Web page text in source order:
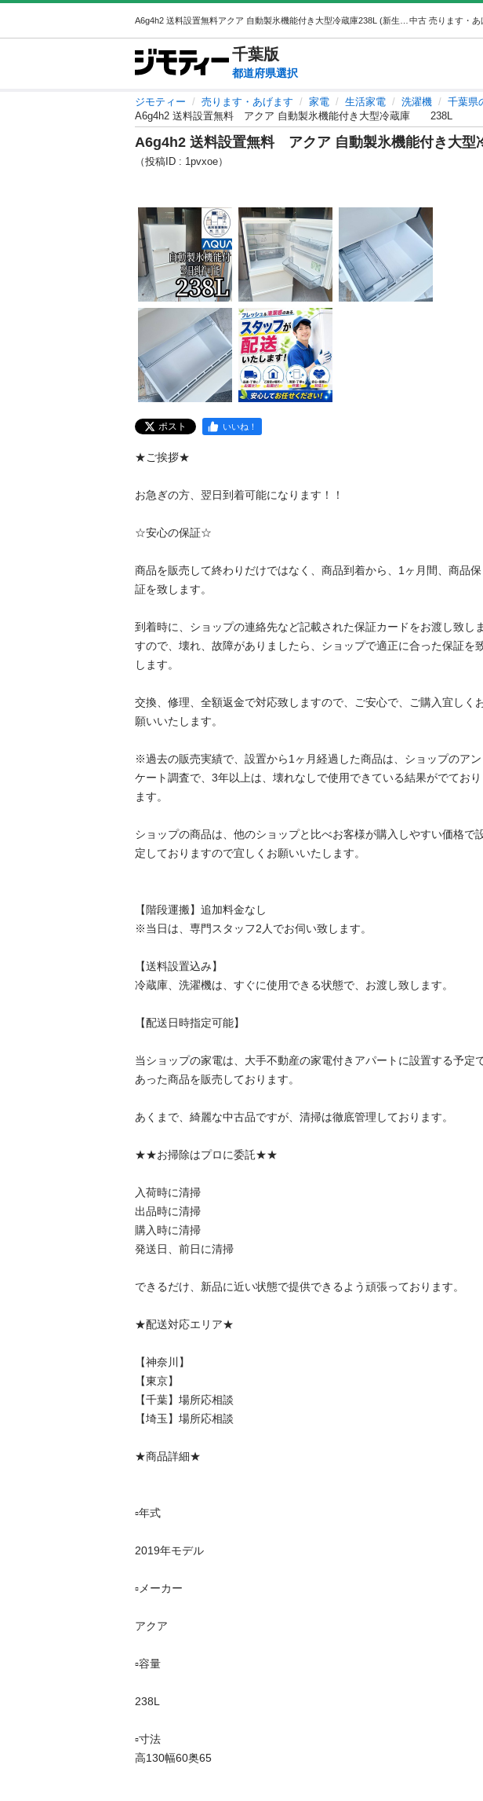
中古 売ります・あ
千葉版
都道府県選択
ジモティー 売ります・あげます 家電 生活家電 洗濯機 千葉県
A6g4h2 送料設置無料 アクア 自動製氷機能付き大型冷蔵庫 238L
A6g4h2 送料設置無料 アクア 自動製氷機能付き
（投稿ID : 1pvxoe）
ポスト いいね！
★ご挨拶★
お急ぎの方、翌日到着可能になります！！
☆安心の保証☆
商品を販売して終わりだけではなく、商品到着から、1ヶ月間、商品保
証を致します。
到着時に、ショップの連絡先など記載された保証カードをお渡し致しま
すので、壊れ、故障がありましたら、ショップで適正に合った保証を
します。
交換、修理、全額返金で対応致しますので、ご安心で、ご購入宜しく
願いいたします。
※過去の販売実績で、設置から1ヶ月経過した商品は、ショップのアン
ケート調査で、3年以上は、壊れなしで使用できている結果がでており
ます。
ショップの商品は、他のショップと比べお客様が購入しやすい価格で
定しておりますので宜しくお願いいたします。
【階段運搬】追加料金なし
※当日は、専門スタッフ2人でお伺い致します。
【送料設置込み】
冷蔵庫、洗濯機は、すぐに使用できる状態で、お渡し致します。
【配送日時指定可能】
当ショップの家電は、大手不動産の家電付きアパートに設置する予定
あった商品を販売しております。
あくまで、綺麗な中古品ですが、清掃は徹底管理しております。
★★お掃除はプロに委託★★
入荷時に清掃
出品時に清掃
購入時に清掃
発送日、前日に清掃
できるだけ、新品に近い状態で提供できるよう頑張っております。
★配送対応エリア★
【神奈川】
【東京】
【千葉】場所応相談
【埼玉】場所応相談
★商品詳細★
▫️年式
2019年モデル
▫️メーカー
アクア
▫️容量
238L
▫️寸法
高130幅60奥65